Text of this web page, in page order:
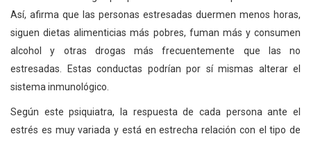
Así, afirma que las personas estresadas duermen menos horas,
siguen dietas alimenticias más pobres, fuman más y consumen
alcohol y otras drogas más frecuentemente que las no
estresadas. Estas conductas podrían por sí mismas alterar el
sistema inmunológico.
Según este psiquiatra, la respuesta de cada persona ante el
estrés es muy variada y está en estrecha relación con el tipo de